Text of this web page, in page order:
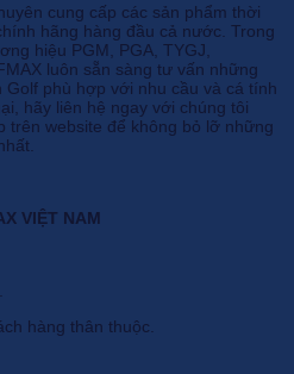
cung cấp các sản phẩm thời
hãng hàng đầu cả nước. Trong
hiệu PGM, PGA, TYGJ,
luôn sẵn sàng tư vấn những
Golf phù hợp với nhu cầu và cá tính
hãy liên hệ ngay với chúng tôi
trên website để không bỏ lỡ những
VIỆT NAM
hàng thân thuộc.